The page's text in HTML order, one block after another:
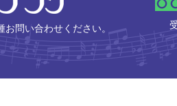
問い合わせください。